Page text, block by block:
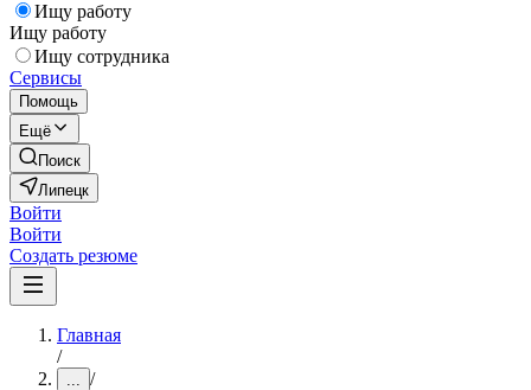
Ищу работу
Ищу работу
Ищу сотрудника
Сервисы
Помощь
Ещё
Поиск
Липецк
Войти
Войти
Создать резюме
Главная
/
... /